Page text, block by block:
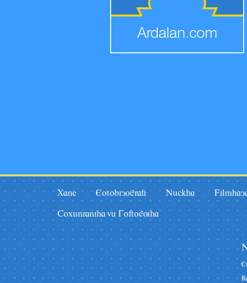
Ardalan.com
Xane Eotobiyografi Nâckha
Coxânraniha vâ Goftoguha